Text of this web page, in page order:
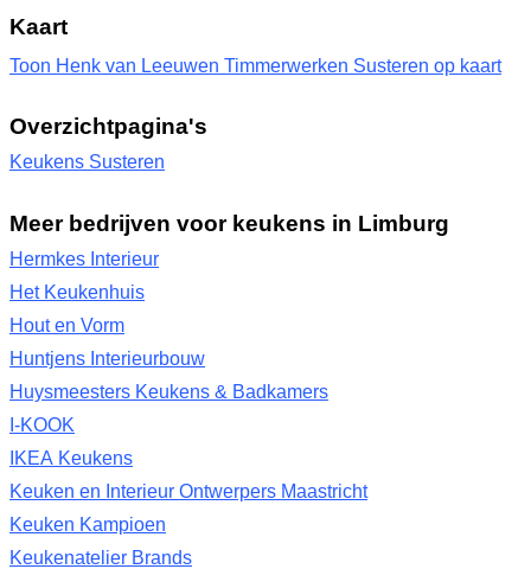
Kaart
Toon Henk van Leeuwen Timmerwerken Susteren op kaart
Overzichtpagina's
Keukens Susteren
Meer bedrijven voor keukens in Limburg
Hermkes Interieur
Het Keukenhuis
Hout en Vorm
Huntjens Interieurbouw
Huysmeesters Keukens & Badkamers
I-KOOK
IKEA Keukens
Keuken en Interieur Ontwerpers Maastricht
Keuken Kampioen
Keukenatelier Brands